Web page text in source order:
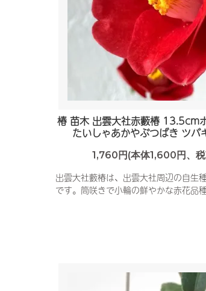
椿 苗木 出雲大社赤藪椿 13.5cm
たいしゃあかやぶつばき ツバ
1,760円(本体1,600円、
出雲大社藪椿は、出雲大社周辺の自生
です。筒咲きで小輪の鮮やかな赤花品種